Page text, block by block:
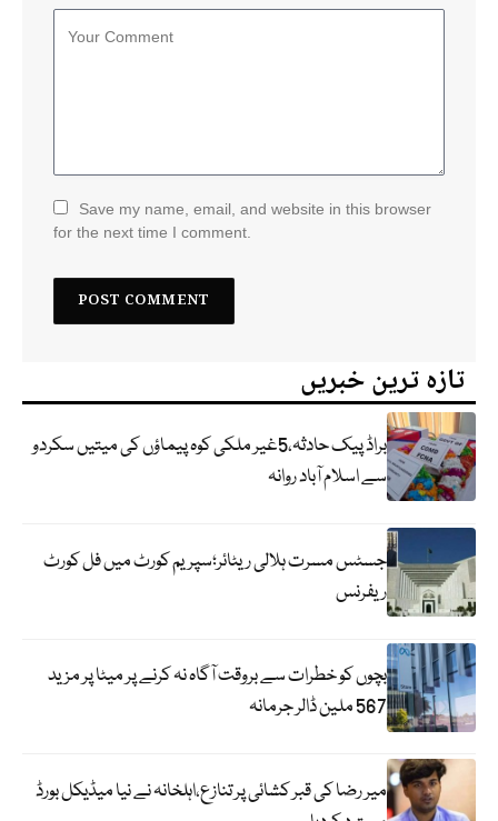
Save my name, email, and website in this browser
for the next time I comment.
تازہ ترین خبریں
براڈ پیک حادثہ،5غیر ملکی کوہ پیماؤں کی میتیں سکردو
سے اسلام آباد روانہ
جسٹس مسرت ہلالی ریٹائر؛سپریم کورٹ میں فل کورٹ
ریفرنس
بچوں کو خطرات سے بروقت آگاہ نہ کرنے پر میٹا پر مزید
567 ملین ڈالر جرمانہ
میر رضا کی قبر کشائی پر تنازع،اہلخانہ نے نیا میڈیکل بورڈ